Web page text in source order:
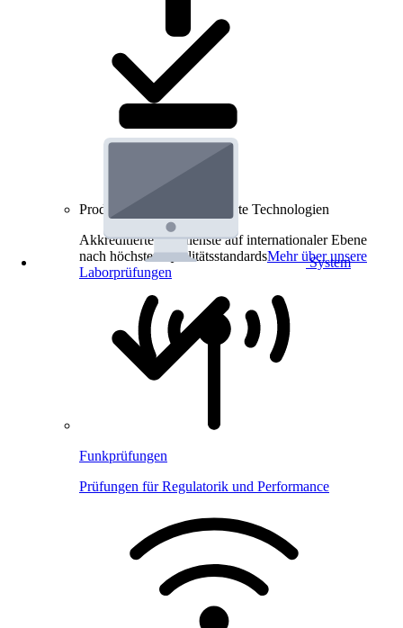
System
Produkt-Prüfungen für smarte Technologien
Akkreditierte Prüfdienste auf internationaler Ebene
nach höchsten QualitätsstandardsMehr über unsere
Laborprüfungen
Funkprüfungen
Prüfungen für Regulatorik und Performance